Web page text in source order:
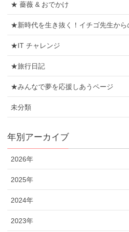
★ 薔薇 & おでかけ
★新時代を生き抜く！イチゴ先生か
★IT チャレンジ
★旅行日記
★みんなで夢を応援しあうページ
未分類
年別アーカイブ
2026年
2025年
2024年
2023年